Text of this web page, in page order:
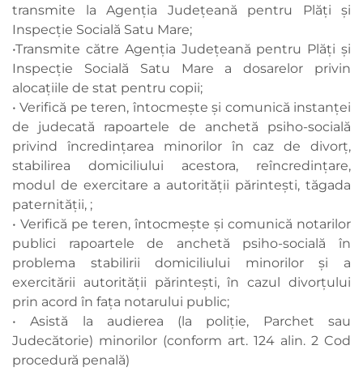
transmite la Agenția Judeţeană pentru Plăţi și
Inspecție Socială Satu Mare;
•Transmite către Agenția Judeţeană pentru Plăţi și
Inspecție Socială Satu Mare a dosarelor privin
alocațiile de stat pentru copii;
• Verifică pe teren, întocmeşte şi comunică instanţei
de judecată rapoartele de anchetă psiho-socială
privind încredinţarea minorilor în caz de divorţ,
stabilirea domiciliului acestora, reîncredinţare,
modul de exercitare a autorităţii părinteşti, tăgada
paternităţii, ;
• Verifică pe teren, întocmeşte şi comunică notarilor
publici rapoartele de anchetă psiho-socială în
problema stabilirii domiciliului minorilor şi a
exercitării autorităţii părinteşti, în cazul divorţului
prin acord în faţa notarului public;
• Asistă la audierea (la poliţie, Parchet sau
Judecătorie) minorilor (conform art. 124 alin. 2 Cod
procedură penală)